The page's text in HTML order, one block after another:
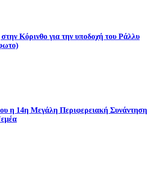
Κόρινθο για την υποδοχή του Ράλλυ
η 14η Μεγάλη Περιφερειακή Συνάντηση